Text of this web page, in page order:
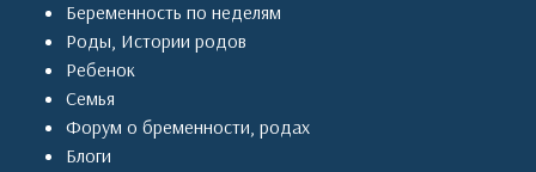
Беременность по неделям
Роды, Истории родов
Ребенок
Семья
Форум о бременности, родах
Блоги